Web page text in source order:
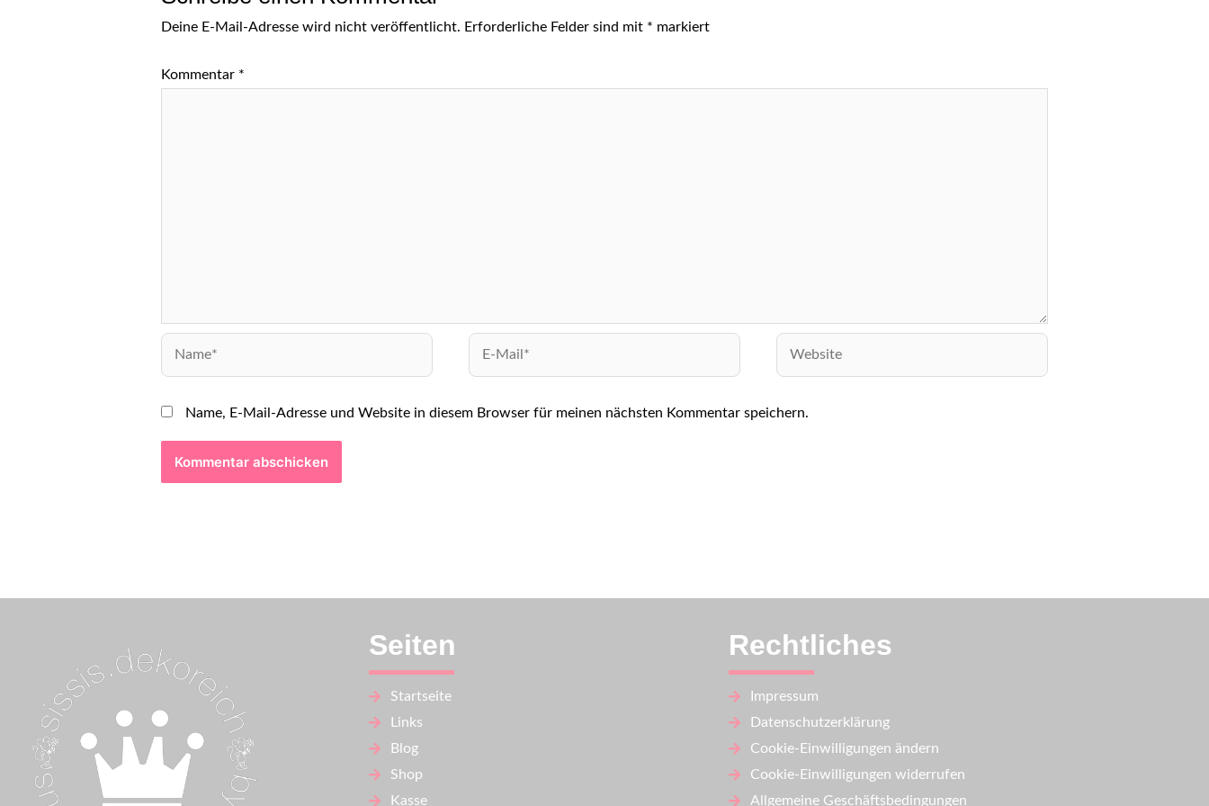
Deine E-Mail-Adresse wird nicht veröffentlicht. Erforderliche Felder sind mit * markiert
Kommentar *
Name, E-Mail-Adresse und Website in diesem Browser für meinen nächsten Kommentar speichern.
Seiten
Startseite
Links
Blog
Shop
Kasse
Rechtliches
Impressum
Datenschutzerklärung
Cookie-Einwilligungen ändern
Cookie-Einwilligungen widerrufen
Allgemeine Geschäftsbedingungen